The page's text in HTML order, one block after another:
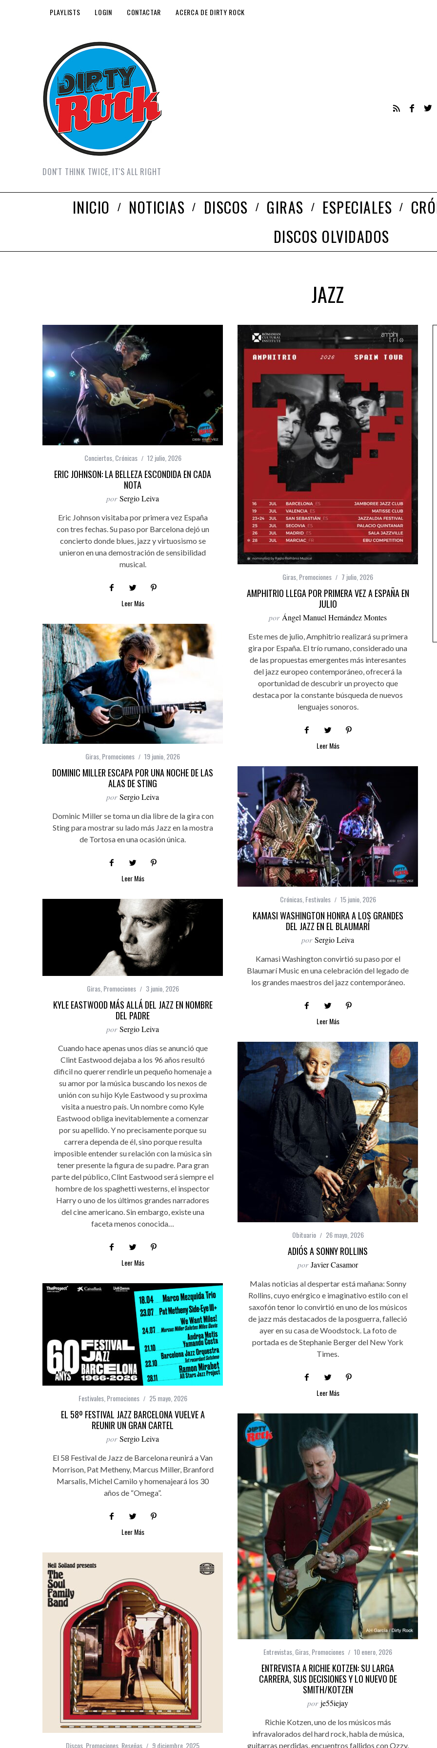
PLAYLISTS LOGIN CONTACTAR ACERCA DE DIRTY ROCK
DON'T THINK TWICE, IT'S ALL RIGHT
INICIO NOTICIAS DISCOS GIRAS ESPECIALES
DISCOS OLVIDADOS
JAZZ
Conciertos, Crónicas 12 julio, 2026
ERIC JOHNSON: LA BELLEZA ESCONDIDA EN CADA
NOTA
por Sergio Leiva
Eric Johnson visitaba por primera vez España
con tres fechas. Su paso por Barcelona dejó un
concierto donde blues, jazz y virtuosismo se
unieron en una demostración de sensibilidad
musical.
Leer Más
Giras Promociones 7 julio, 2026
AMPHITRIO LLEGA POR PRIMERA VEZ A ESPAÑA EN
JULIO
por Ángel Manuel Hernández Montes
Este mes de julio, Amphitrio realizará su primera
gira por España. El trío rumano, considerado una
de las propuestas emergentes más interesantes
del jazz europeo contemporáneo, ofrecerá la
oportunidad de descubrir un proyecto que
destaca por la constante búsqueda de nuevos
lenguajes sonoros.
Leer Más
Giras Promociones 19 junio, 2026
DOMINIC MILLER ESCAPA POR UNA NOCHE DE LAS
ALAS DE STING
por Sergio Leiva
Dominic Miller se toma un dia libre de la gira con
Sting para mostrar su lado más Jazz en la mostra
de Tortosa en una ocasión única.
Leer Más
Crónicas, Festivales 15 junio, 2026
KAMASI WASHINGTON HONRA A LOS GRANDES
DEL JAZZ EN EL BLAUMARÍ
por Sergio Leiva
Kamasi Washington convirtió su paso por el
Blaumarí Music en una celebración del legado de
los grandes maestros del jazz contemporáneo.
Leer Más
Giras, Promociones 3 junio, 2026
KYLE EASTWOOD MÁS ALLÁ DEL JAZZ EN NOMBRE
DEL PADRE
por Sergio Leiva
Cuando hace apenas unos días se anunció que
Clint Eastwood dejaba a los 96 años resultó
dificil no querer rendirle un pequeño homenaje a
su amor por la música buscando los nexos de
unión con su hijo Kyle Eastwood y su proxima
visita a nuestro país. Un nombre como Kyle
Eastwood obliga inevitablemente a comenzar
por su apellido. Y no precisamente porque su
carrera dependa de él, sino porque resulta
imposible entender su relación con la música sin
tener presente la figura de su padre. Para gran
parte del público, Clint Eastwood será siempre el
hombre de los spaghetti westerns, el inspector
Harry o uno de los últimos grandes narradores
del cine americano. Sin embargo, existe una
faceta menos conocida…
Leer Más
Obituario 26 mayo, 2026
ADIÓS A SONNY ROLLINS
por Javier Casamor
Malas noticias al despertar está mañana: Sonny
Rollins, cuyo enérgico e imaginativo estilo con el
saxofón tenor lo convirtió en uno de los músicos
de jazz más destacados de la posguerra, falleció
ayer en su casa de Woodstock. La foto de
portada es de Stephanie Berger del New York
Times.
Leer Más
Festivales, Promociones 25 mayo, 2026
EL 58º FESTIVAL JAZZ BARCELONA VUELVE A
REUNIR UN GRAN CARTEL
por Sergio Leiva
El 58 Festival de Jazz de Barcelona reunirá a Van
Morrison, Pat Metheny, Marcus Miller, Branford
Marsalis, Michel Camilo y homenajeará los 30
años de “Omega”.
Leer Más
Entrevistas Giras Promociones 10 enero, 2026
ENTREVISTA A RICHIE KOTZEN: SU LARGA
CARRERA, SUS DECISIONES Y LO NUEVO DE
SMITH/KOTZEN
por je55iejay
Richie Kotzen, uno de los músicos más
infravalorados del hard rock, habla de música,
guitarras perdidas, encuentros fallidos con Ozzy,
Discos Promociones Reseñas 9 diciembre, 2025